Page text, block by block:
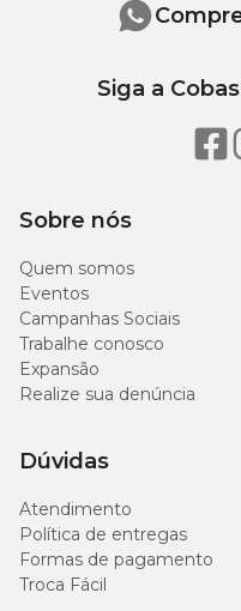
Sobre nós
Quem somos
Eventos
Campanhas Sociais
Trabalhe conosco
Expansão
Realize sua denúncia
Dúvidas
Atendimento
Política de entregas
Formas de pagamento
Troca Fácil
Siga a